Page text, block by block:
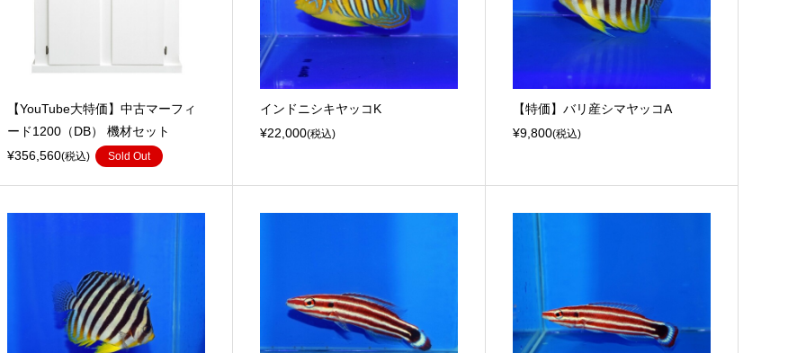
【YouTube大特価】中古マーフィ
ード1200（DB） 機材セット
¥356,560(税込) Sold Out
インドニシキヤッコK
¥22,000(税込)
【特価】バリ産シマヤッコA
¥9,800(税込)